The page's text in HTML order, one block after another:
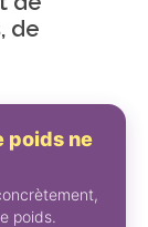
de
poids ne
poids.